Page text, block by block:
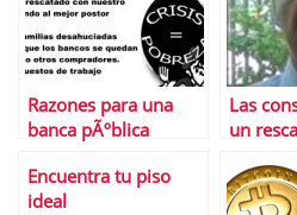
Razones para una
banca pÃºblica
Las
un
Encuentra tu piso
ideal